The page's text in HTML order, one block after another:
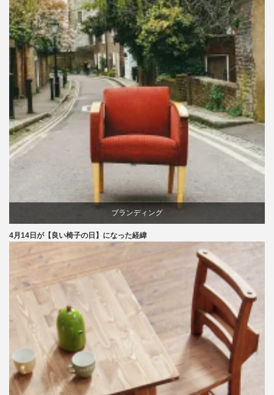
ブランディング
マーケティング
旭川
4月14日が【良い椅子の日】になった経緯